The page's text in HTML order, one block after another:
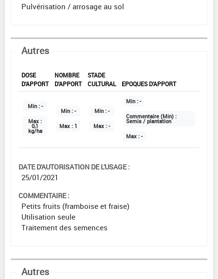
Pulvérisation / arrosage au sol
Autres
DOSE
D'APPORT
NOMBRE
D'APPORT
STADE
CULTURAL
EPOQUES D'APPORT
Min : -
Max :
0,1
kg/ha
Min : -
Max : 1
Min : -
Max : -
Min : -
Commentaire (Min) :
Semis / plantation
Max : -
DATE D'AUTORISATION DE L'USAGE :
25/01/2021
COMMENTAIRE :
Petits fruits (framboise et fraise)
Utilisation seule
Traitement des semences
Autres